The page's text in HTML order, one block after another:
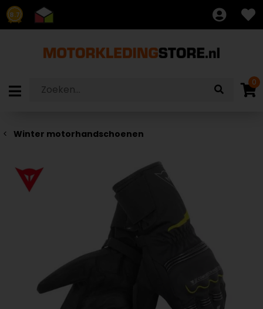
8.7
0
Winter motorhandschoenen